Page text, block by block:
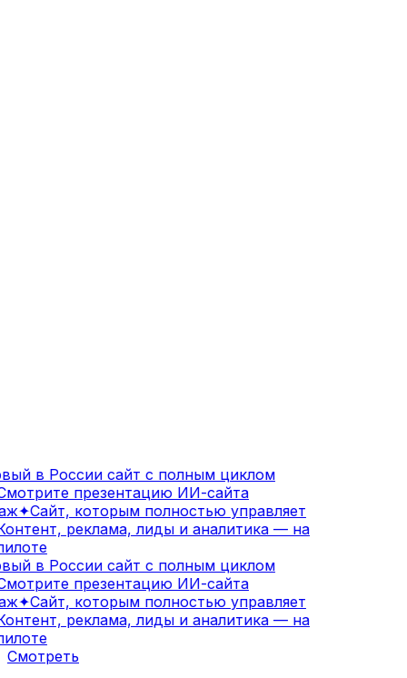
в России сайт с полным циклом
презентацию ИИ-сайта
✦Сайт, которым полностью управляет
реклама, лиды и аналитика — на
в России сайт с полным циклом
презентацию ИИ-сайта
✦Сайт, которым полностью управляет
реклама, лиды и аналитика — на
Смотреть